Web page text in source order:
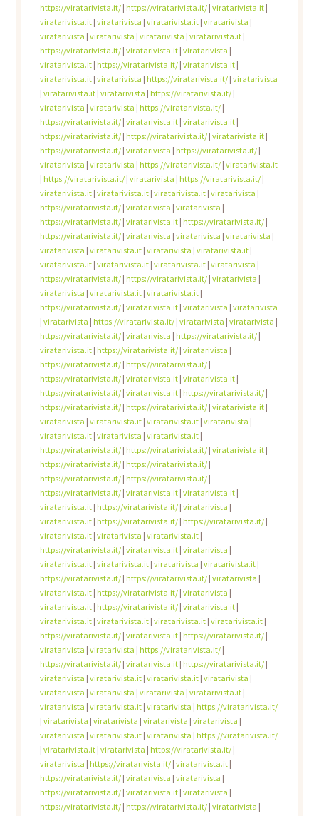
https://viratarivista.it/| https://viratarivista.it/| viratarivista.it|
viratarivista.it| viratarivista | viratarivista.it| viratarivista |
viratarivista | viratarivista | viratarivista | viratarivista.it|
https://viratarivista.it/| viratarivista.it| viratarivista |
viratarivista.it| https://viratarivista.it/| viratarivista.it|
viratarivista.it| viratarivista | https://viratarivista.it/| viratarivista
| viratarivista.it| viratarivista | https://viratarivista.it/|
viratarivista | viratarivista | https://viratarivista.it/|
https://viratarivista.it/| viratarivista.it| viratarivista.it|
https://viratarivista.it/| https://viratarivista.it/| viratarivista.it|
https://viratarivista.it/| viratarivista | https://viratarivista.it/|
viratarivista | viratarivista | https://viratarivista.it/| viratarivista.it
| https://viratarivista.it/| viratarivista | https://viratarivista.it/|
viratarivista.it| viratarivista.it| viratarivista.it| viratarivista |
https://viratarivista.it/| viratarivista | viratarivista |
https://viratarivista.it/| viratarivista.it| https://viratarivista.it/|
https://viratarivista.it/| viratarivista | viratarivista | viratarivista |
viratarivista | viratarivista.it| viratarivista | viratarivista.it|
viratarivista.it| viratarivista.it| viratarivista.it| viratarivista |
https://viratarivista.it/| https://viratarivista.it/| viratarivista |
viratarivista | viratarivista.it| viratarivista.it|
https://viratarivista.it/| viratarivista.it| viratarivista | viratarivista
| viratarivista | https://viratarivista.it/| viratarivista | viratarivista |
https://viratarivista.it/| viratarivista | https://viratarivista.it/|
viratarivista.it| https://viratarivista.it/| viratarivista |
https://viratarivista.it/| https://viratarivista.it/|
https://viratarivista.it/| viratarivista.it| viratarivista.it|
https://viratarivista.it/| viratarivista.it| https://viratarivista.it/|
https://viratarivista.it/| https://viratarivista.it/| viratarivista.it|
viratarivista | viratarivista.it| viratarivista.it| viratarivista |
viratarivista.it| viratarivista | viratarivista.it|
https://viratarivista.it/| https://viratarivista.it/| viratarivista.it|
https://viratarivista.it/| https://viratarivista.it/|
https://viratarivista.it/| https://viratarivista.it/|
https://viratarivista.it/| viratarivista.it| viratarivista.it|
viratarivista.it| https://viratarivista.it/| viratarivista |
viratarivista.it| https://viratarivista.it/| https://viratarivista.it/|
viratarivista.it| viratarivista | viratarivista.it|
https://viratarivista.it/| viratarivista.it| viratarivista |
viratarivista.it| viratarivista.it| viratarivista | viratarivista.it|
https://viratarivista.it/| https://viratarivista.it/| viratarivista |
viratarivista.it| https://viratarivista.it/| viratarivista |
viratarivista.it| https://viratarivista.it/| viratarivista.it|
viratarivista.it| viratarivista.it| viratarivista.it| viratarivista.it|
https://viratarivista.it/| viratarivista.it| https://viratarivista.it/|
viratarivista | viratarivista | https://viratarivista.it/|
https://viratarivista.it/| viratarivista.it| https://viratarivista.it/|
viratarivista | viratarivista.it| viratarivista.it| viratarivista |
viratarivista | viratarivista | viratarivista | viratarivista.it|
viratarivista | viratarivista.it| viratarivista | https://viratarivista.it/
| viratarivista | viratarivista | viratarivista | viratarivista |
viratarivista | viratarivista.it| viratarivista | https://viratarivista.it/
| viratarivista.it| viratarivista | https://viratarivista.it/|
viratarivista | https://viratarivista.it/| viratarivista.it|
https://viratarivista.it/| viratarivista | viratarivista |
https://viratarivista.it/| viratarivista.it| viratarivista |
https://viratarivista.it/| https://viratarivista.it/| viratarivista |